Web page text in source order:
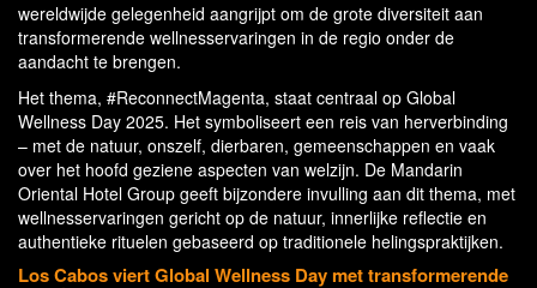
wereldwijde gelegenheid aangrijpt om de grote diversiteit aan
transformerende wellnesservaringen in de regio onder de
aandacht te brengen.
Het thema, #ReconnectMagenta, staat centraal op Global
Wellness Day 2025. Het symboliseert een reis van herverbinding
– met de natuur, onszelf, dierbaren, gemeenschappen en vaak
over het hoofd geziene aspecten van welzijn. De Mandarin
Oriental Hotel Group geeft bijzondere invulling aan dit thema, met
wellnesservaringen gericht op de natuur, innerlijke reflectie en
authentieke rituelen gebaseerd op traditionele helingspraktijken.
Los Cabos viert Global Wellness Day met transformerende